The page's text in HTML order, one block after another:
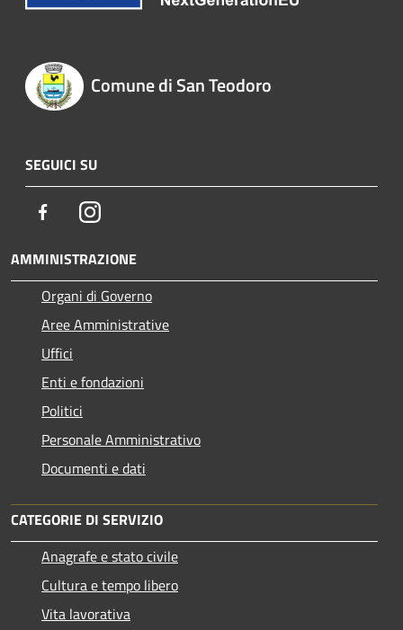
Comune di San Teodoro
SEGUICI SU
FacebookInstagram
AMMINISTRAZIONE
Organi di Governo
Aree Amministrative
Uffici
Enti e fondazioni
Politici
Personale Amministrativo
Documenti e dati
CATEGORIE DI SERVIZIO
Anagrafe e stato civile
Cultura e tempo libero
Vita lavorativa